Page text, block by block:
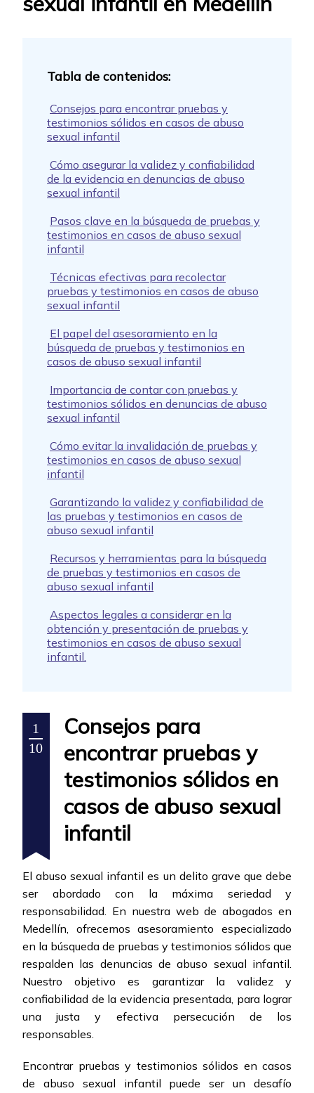
Consejos para encontrar pruebas y
testimonios sólidos en casos de abuso
sexual infantil
Cómo asegurar la validez y confiabilidad
de la evidencia en denuncias de abuso
sexual infantil
Pasos clave en la búsqueda de pruebas y
testimonios en casos de abuso sexual
infantil
Técnicas efectivas para recolectar
pruebas y testimonios en casos de abuso
sexual infantil
El papel del asesoramiento en la
búsqueda de pruebas y testimonios en
casos de abuso sexual infantil
Importancia de contar con pruebas y
testimonios sólidos en denuncias de abuso
sexual infantil
Cómo evitar la invalidación de pruebas y
testimonios en casos de abuso sexual
infantil
Garantizando la validez y confiabilidad de
las pruebas y testimonios en casos de
abuso sexual infantil
Recursos y herramientas para la búsqueda
de pruebas y testimonios en casos de
abuso sexual infantil
Aspectos legales a considerar en la
obtención y presentación de pruebas y
testimonios en casos de abuso sexual
infantil.
1
10
Consejos para
encontrar pruebas y
testimonios sólidos en
casos de abuso sexual
infantil
El abuso sexual infantil es un delito grave que debe
ser abordado con la máxima seriedad y
responsabilidad. En nuestra web de abogados en
Medellín, ofrecemos asesoramiento especializado
en la búsqueda de pruebas y testimonios sólidos que
respalden las denuncias de abuso sexual infantil.
Nuestro objetivo es garantizar la validez y
confiabilidad de la evidencia presentada, para lograr
una justa y efectiva persecución de los
responsables.
Encontrar pruebas y testimonios sólidos en casos
de abuso sexual infantil puede ser un desafío